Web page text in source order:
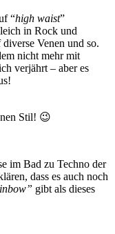
“high waist”
in Rock und
Venen und so.
nicht mehr mit
verjährt – aber es
Stil! 😉
im Bad zu Techno der
dass es auch noch
gibt als dieses